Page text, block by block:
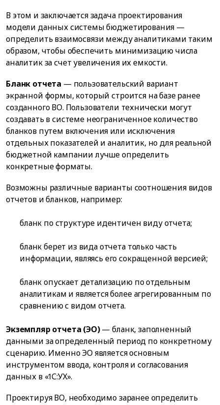
В этом и заключается задача проектирования
модели данных системы бюджетирования —
определить взаимосвязи между аналитиками таким
образом, чтобы обеспечить минимизацию числа
аналитик за счет увеличения их емкости.
Бланк отчета — пользовательский вариант
экранной формы, который строится на базе ранее
созданного ВО. Пользователи технически могут
создавать в системе неограниченное количество
бланков путем включения или исключения
отдельных показателей и аналитик, но для реальной
бюджетной кампании лучше определить
конкретные форматы.
Возможны различные варианты соотношения видов
отчетов и бланков, например:
бланк по структуре идентичен виду отчета;
бланк берет из вида отчета только часть
информации, являясь его сокращенной версией;
бланк опускает детализацию по отдельным
аналитикам и является более агрегированным по
сравнению с видом отчета.
Экземпляр отчета (ЭО)— бланк, заполненный
данными за определенный период по конкретному
сценарию. Именно ЭО является основным
инструментом ввода, контроля и согласования
данных в «1С:УХ».
Проектируя ВО, необходимо заранее определить